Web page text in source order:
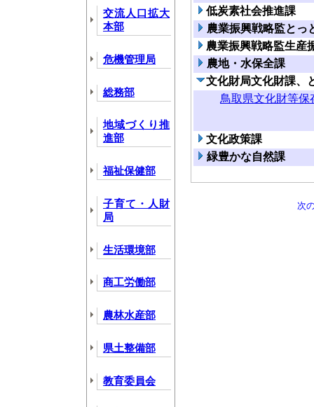
交流人口拡大
本部
危機管理局
総務部
地域づくり推
進部
福祉保健部
子育て・人財
局
生活環境部
商工労働部
農林水産部
県土整備部
教育委員会
低炭素社会推進課
農業振興戦略監とっ
農業振興戦略監生産
農地・水保全課
文化財局文化財課、
鳥取県文化財等保
文化政策課
緑豊かな自然課
次